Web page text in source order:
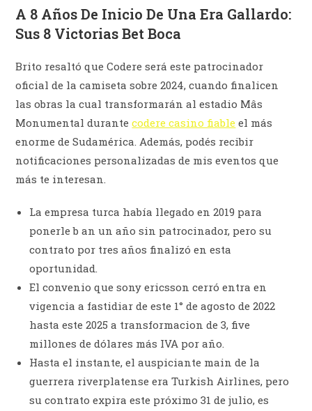
A 8 Años De Inicio De Una Era Gallardo:
Sus 8 Victorias Bet Boca
Brito resaltó que Codere será este patrocinador
oficial de la camiseta sobre 2024, cuando finalicen
las obras la cual transformarán al estadio Mâs
Monumental durantecodere casino fiable el más
enorme de Sudamérica. Además, podés recibir
notificaciones personalizadas de mis eventos que
más te interesan.
La empresa turca había llegado en 2019 para
ponerle b an un año sin patrocinador, pero su
contrato por tres años finalizó en esta
oportunidad.
El convenio que sony ericsson cerró entra en
vigencia a fastidiar de este 1° de agosto de 2022
hasta este 2025 a transformacion de 3, five
millones de dólares más IVA por año.
Hasta el instante, el auspiciante main de la
guerrera riverplatense era Turkish Airlines, pero
su contrato expira este próximo 31 de julio, es